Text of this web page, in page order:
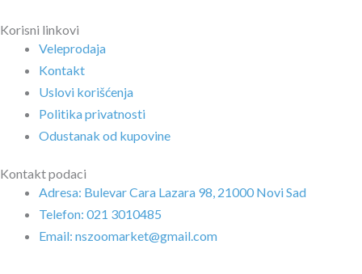
Korisni linkovi
Veleprodaja
Kontakt
Uslovi korišćenja
Politika privatnosti
Odustanak od kupovine
Kontakt podaci
Adresa: Bulevar Cara Lazara 98, 21000 Novi Sad
Telefon: 021 3010485
Email: nszoomarket@gmail.com